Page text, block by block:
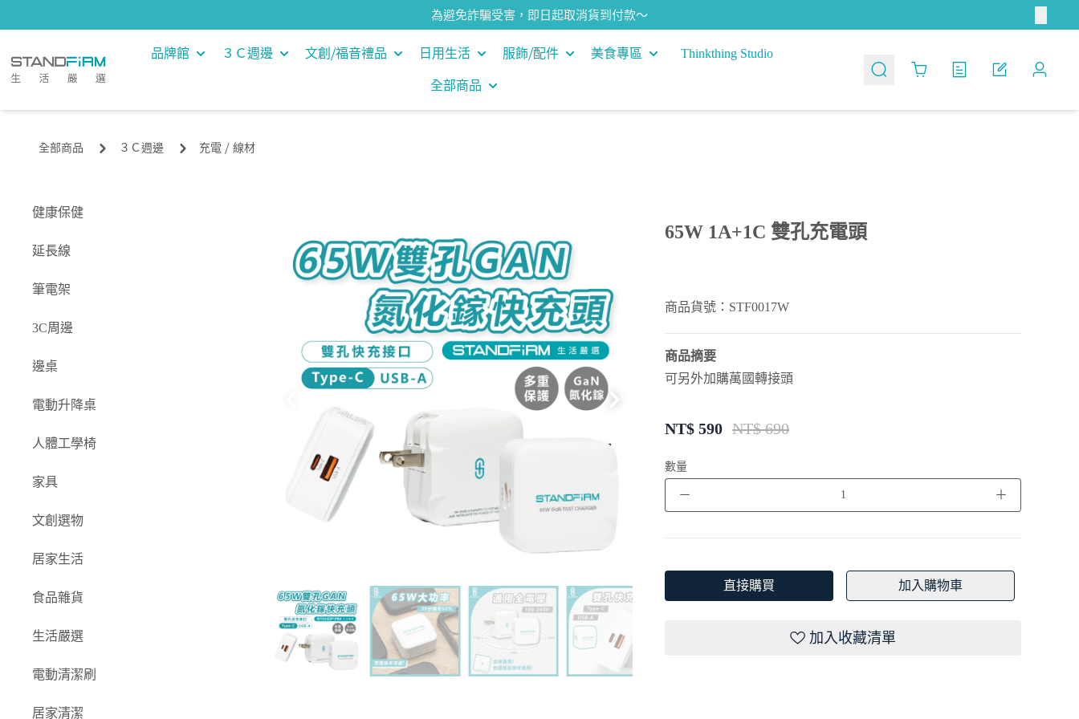
為避免詐騙受害，即日起取消貨到付款～
品牌館 ３Ｃ週邊 文創⧸福音禮品 日用生活 服飾⧸配件 美食專區 Thinkthing Studio
全部商品
Cart
全部商品 ３Ｃ週邊 充電 ⧸ 線材
健康保健
延長線
筆電架
3C周邊
邊桌
電動升降桌
人體工學椅
家具
文創選物
居家生活
食品雜貨
生活嚴選
電動清潔刷
居家清潔
65W 1A+1C 雙孔充電頭
商品貨號：STF0017W
商品摘要
可另外加購萬國轉接頭
NT$ 590 NT$ 690
數量
－ ＋
直接購買 加入購物車
加入收藏清單